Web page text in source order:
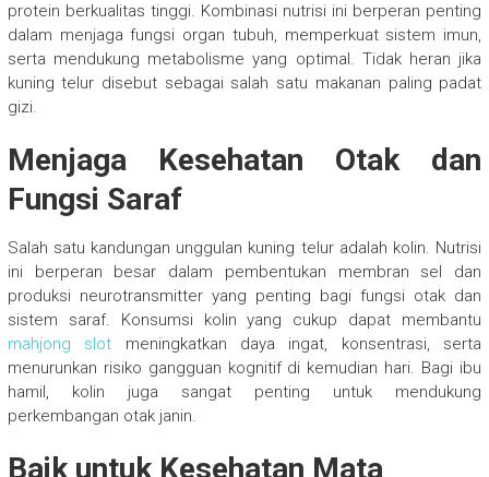
protein berkualitas tinggi. Kombinasi nutrisi ini berperan penting
dalam menjaga fungsi organ tubuh, memperkuat sistem imun,
serta mendukung metabolisme yang optimal. Tidak heran jika
kuning telur disebut sebagai salah satu makanan paling padat
gizi.
Menjaga Kesehatan Otak dan
Fungsi Saraf
Salah satu kandungan unggulan kuning telur adalah kolin. Nutrisi
ini berperan besar dalam pembentukan membran sel dan
produksi neurotransmitter yang penting bagi fungsi otak dan
sistem saraf. Konsumsi kolin yang cukup dapat membantu
mahjong slot meningkatkan daya ingat, konsentrasi, serta
menurunkan risiko gangguan kognitif di kemudian hari. Bagi ibu
hamil, kolin juga sangat penting untuk mendukung
perkembangan otak janin.
Baik untuk Kesehatan Mata